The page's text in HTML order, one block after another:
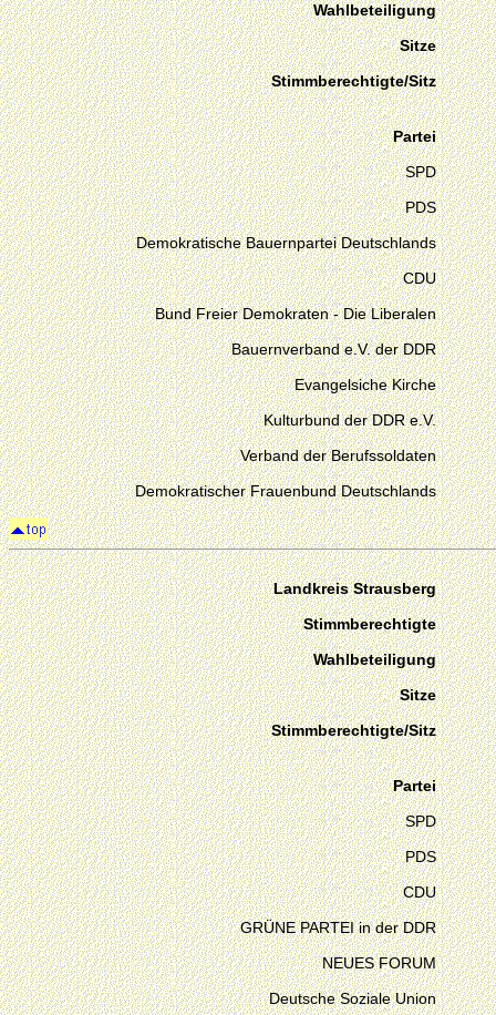
Wahlbeteiligung
Sitze
Stimmberechtigte/Sitz
Partei
SPD
PDS
Demokratische Bauernpartei Deutschlands
CDU
Bund Freier Demokraten - Die Liberalen
Bauernverband e.V. der DDR
Evangelsiche Kirche
Kulturbund der DDR e.V.
Verband der Berufssoldaten
Demokratischer Frauenbund Deutschlands
Landkreis Strausberg
Stimmberechtigte
Wahlbeteiligung
Sitze
Stimmberechtigte/Sitz
Partei
SPD
PDS
CDU
GRÜNE PARTEI in der DDR
NEUES FORUM
Deutsche Soziale Union